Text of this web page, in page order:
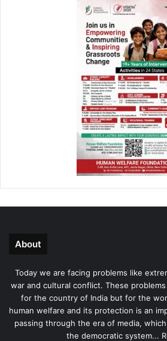
About
Today we are facing problems like
war and cultural conflict. These
for the country of India but for the
human welfare and its protection is an
passing through the era of media,
the democratic system...